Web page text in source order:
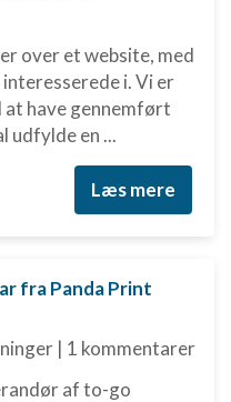
over et website, med
i. Vi er
at have gennemført
udfylde en ...
Læs mere
fra Panda Print
| 1 kommentarer
af to-go